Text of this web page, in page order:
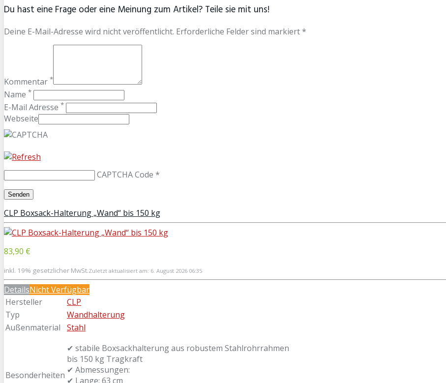
Du hast eine Frage oder eine Meinung zum Artikel? Teile sie mit uns!
Deine E-Mail-Adresse wird nicht veröffentlicht. Erforderliche Felder sind markiert *
Kommentar *
Name *
E-Mail Adresse *
Webseite
CAPTCHA Code *
CLP Boxsack-Halterung „Wand“ bis 150 kg
83,90 €
inkl. 19% gesetzlicher MwSt.Zuletzt aktualisiert am: 6. August 2026 06:35
DetailsNicht Verfügbar
Hersteller
CLP
Typ
Wandhalterung
Außenmaterial
Stahl
Besonderheiten
✔ stabile Boxsackhalterung aus robustem Stahlrohrrahmen
bis 150 kg Tragkraft
✔ Abmessungen:
✔ Lange: 63 cm